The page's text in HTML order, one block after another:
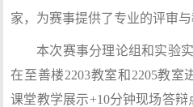
家，为赛事提供了专业的评审与
本次赛事分理论组和实验
在至善楼2203教室和2205教室
课堂教学展示+10分钟现场答辩